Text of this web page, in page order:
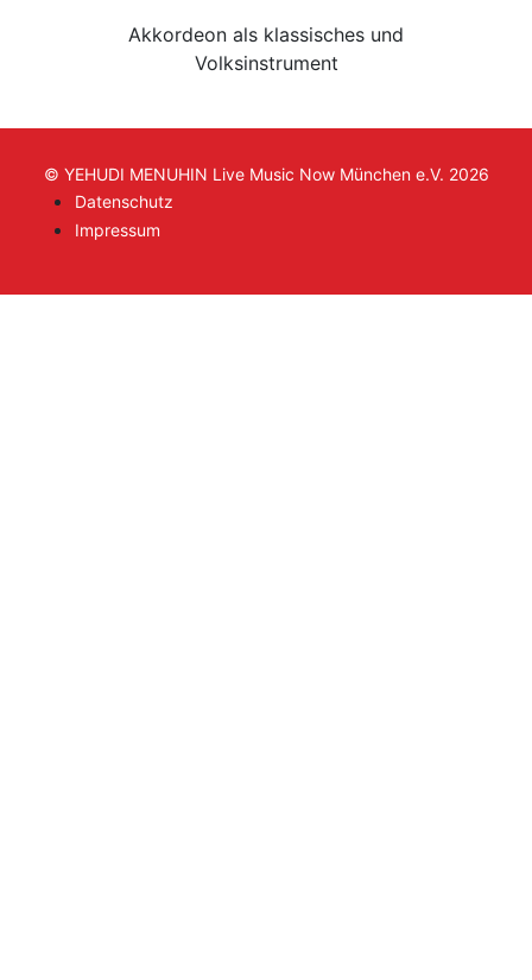
Akkordeon als klassisches und
Volksinstrument
© YEHUDI MENUHIN Live Music Now München e.V. 2026
Datenschutz
Impressum